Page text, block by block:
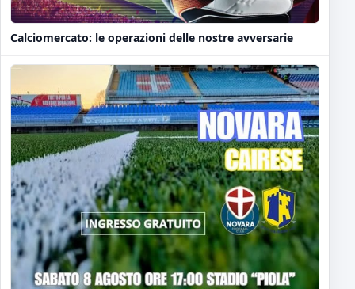
Calciomercato: le operazioni delle nostre avversarie